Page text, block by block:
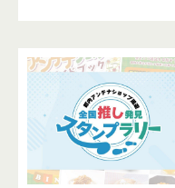
石川県
山梨県
長野県
岐阜県
愛知県
滋賀県
京都府
大阪府
兵庫県
奈良県
和歌山県
鳥取県
広島県
徳島県
香川県
愛媛県
高知県